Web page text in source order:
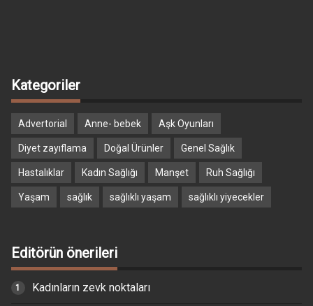
Kategoriler
Advertorial Anne- bebek Aşk Oyunları
Diyet zayıflama Doğal Ürünler Genel Sağlık
Hastalıklar Kadın Sağlığı Manşet Ruh Sağlığı
Yaşam sağlık sağlıklı yaşam sağlıklı yiyecekler
Editörün önerileri
Kadınların zevk noktaları